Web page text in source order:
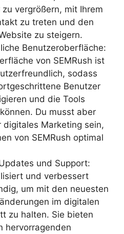
vergrößern, mit Ihrem
zu treten und den
zu steigern.
Benutzeroberfläche:
von SEMRush ist
sodass
Benutzer
und die Tools
Du musst aber
digitales Marketing sein,
von SEMRush optimal
und Support:
und verbessert
um mit den neuesten
im digitalen
zu halten. Sie bieten
hervorragenden